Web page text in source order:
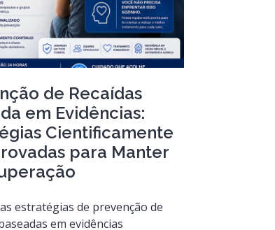
de Recaídas
em Evidências:
Cientificamente
para Manter
estratégias de prevenção de
em evidências